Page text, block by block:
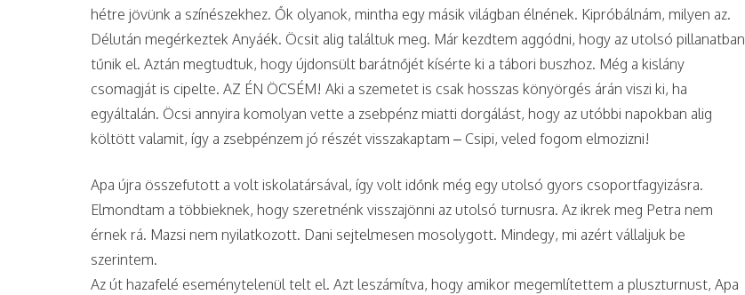
hétre jövünk a színészekhez. Ők olyanok, mintha egy másik világban élnének. Kipróbálnám, milyen az.
Délután megérkeztek Anyáék. Öcsit alig találtuk meg. Már kezdtem aggódni, hogy az utolsó pillanatban
tűnik el. Aztán megtudtuk, hogy újdonsült barátnőjét kísérte ki a tábori buszhoz. Még a kislány
csomagját is cipelte. AZ ÉN ÖCSÉM! Aki a szemetet is csak hosszas könyörgés árán viszi ki, ha
egyáltalán. Öcsi annyira komolyan vette a zsebpénz miatti dorgálást, hogy az utóbbi napokban alig
költött valamit, így a zsebpénzem jó részét visszakaptam – Csipi, veled fogom elmozizni!
Apa újra összefutott a volt iskolatársával, így volt időnk még egy utolsó gyors csoportfagyizásra.
Elmondtam a többieknek, hogy szeretnénk visszajönni az utolsó turnusra. Az ikrek meg Petra nem
érnek rá. Mazsi nem nyilatkozott. Dani sejtelmesen mosolygott. Mindegy, mi azért vállaljuk be
szerintem.
Az út hazafelé eseménytelenül telt el. Azt leszámítva, hogy amikor megemlítettem a pluszturnust, Apa